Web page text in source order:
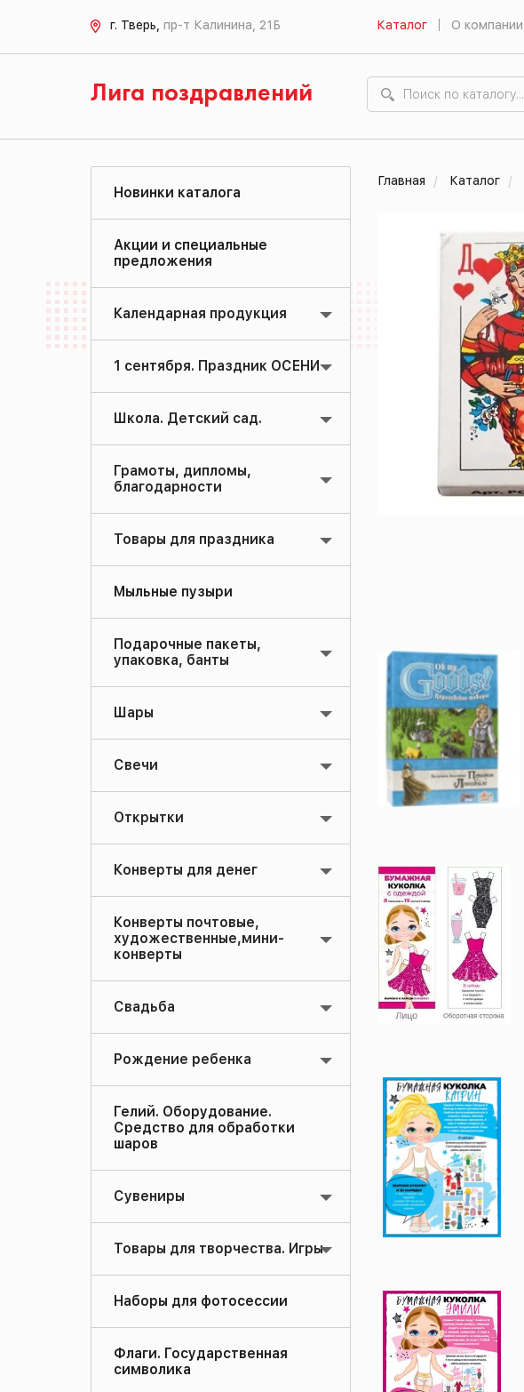
г. Тверь, пр-т Калинина, 21Б Каталог О компании
Лига поздравлений
Новинки каталога
Акции и специальные
предложения
Календарная продукция
1 сентября. Праздник ОСЕНИ
Школа. Детский сад.
Грамоты, дипломы,
благодарности
Товары для праздника
Мыльные пузыри
Подарочные пакеты,
упаковка, банты
Шары
Свечи
Открытки
Конверты для денег
Конверты почтовые,
художественные,мини-
конверты
Свадьба
Рождение ребенка
Гелий. Оборудование.
Средство для обработки
шаров
Сувениры
Товары для творчества. Игры
Наборы для фотосессии
Флаги. Государственная
символика
Главная Каталог